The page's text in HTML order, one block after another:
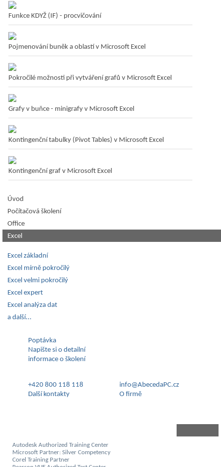
Funkce KDYŽ (IF) - procvičování
Pojmenování buněk a oblastí v Microsoft Excel
Pokročilé možnosti při vytváření grafů v Microsoft Excel
Grafy v buňce - minigrafy v Microsoft Excel
Kontingenční tabulky (Pivot Tables) v Microsoft Excel
Kontingenční graf v Microsoft Excel
Úvod
Počítačová školení
Office
Excel
Excel základní
Excel mírně pokročilý
Excel velmi pokročilý
Excel expert
Excel analýza dat
a další...
Poptávka
Napište si o detailní
informace o školení
+420 800 118 118
info@AbecedaPC.cz
Další kontakty
O firmě
Autodesk Authorized Training Center
Microsoft Partner: Silver Competency
Corel Training Partner